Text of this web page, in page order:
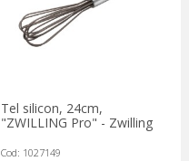
Tel silicon, 24cm,
"ZWILLING Pro" - Zwilling
Cod: 1027149